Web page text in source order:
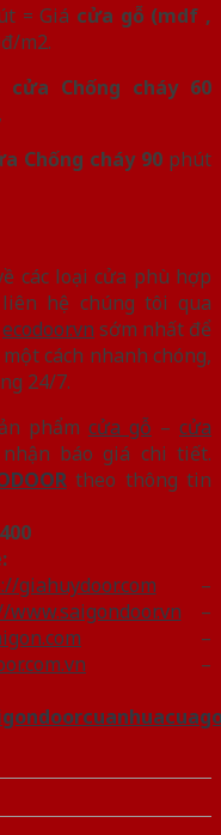
= Giá cửa gỗ (mdf ,
m2.
cửa Chống cháy 60
Chống cháy 90 phút
các loại cửa phù hợp
hệ chúng tôi qua
ecodoor.vn sớm nhất để
cách nhanh chóng,
24/7.
phẩm cửa gỗ –cửa
báo giá chi tiết.
theo thông tin
giahuydoor.com –
www.saigondoor.vn –
–
–